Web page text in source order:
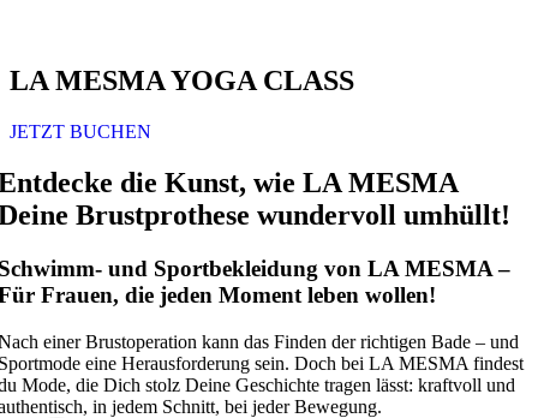
LA MESMA YOGA CLASS
JETZT BUCHEN
die Kunst, wie LA MESMA
Brustprothese wundervoll umhüllt!
und Sportbekleidung von LA MESMA –
Frauen, die jeden Moment leben wollen!
einer Brustoperation kann das Finden der richtigen Bade – und
eine Herausforderung sein. Doch bei LA MESMA findest
Mode, die Dich stolz Deine Geschichte tragen lässt: kraftvoll und
in jedem Schnitt, bei jeder Bewegung.